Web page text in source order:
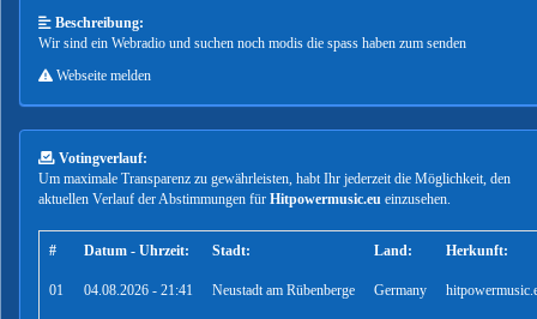
Beschreibung:
Wir sind ein Webradio und suchen noch modis die spass haben zum senden
Webseite melden
Votingverlauf:
Um maximale Transparenz zu gewährleisten, habt Ihr jederzeit die Möglichkeit, den
aktuellen Verlauf der Abstimmungen für Hitpowermusic.eu einzusehen.
# Datum - Uhrzeit: Stadt: Land: Herkunft:
01 04.08.2026 - 21:41 Neustadt am Rübenberge Germany